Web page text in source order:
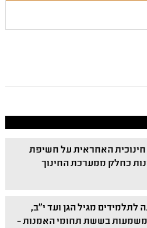
חינוכית האחראית על חשיפת
כחלק ממערכת החינוך
לתלמידים מגיל הגן ועד י"ב,
משמעות בששת תחומי האמנות –